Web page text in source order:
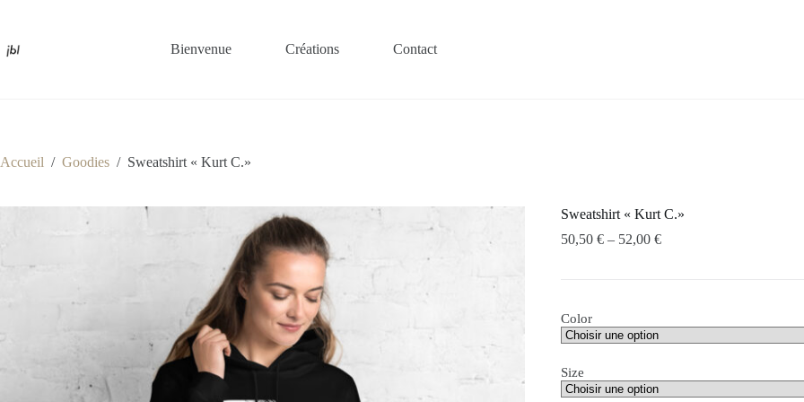
Bienvenue Créations Contact
Accueil / Goodies / Sweatshirt « Kurt C.»
Sweatshirt « Kurt C.»
50,50 €– 52,00 €
Color
Size